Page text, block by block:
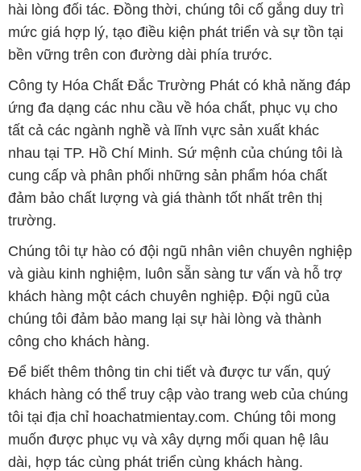
hài lòng đối tác. Đồng thời, chúng tôi cố gắng duy trì
mức giá hợp lý, tạo điều kiện phát triển và sự tồn tại
bền vững trên con đường dài phía trước.
Công ty Hóa Chất Đắc Trường Phát có khả năng đáp
ứng đa dạng các nhu cầu về hóa chất, phục vụ cho
tất cả các ngành nghề và lĩnh vực sản xuất khác
nhau tại TP. Hồ Chí Minh. Sứ mệnh của chúng tôi là
cung cấp và phân phối những sản phẩm hóa chất
đảm bảo chất lượng và giá thành tốt nhất trên thị
trường.
Chúng tôi tự hào có đội ngũ nhân viên chuyên nghiệp
và giàu kinh nghiệm, luôn sẵn sàng tư vấn và hỗ trợ
khách hàng một cách chuyên nghiệp. Đội ngũ của
chúng tôi đảm bảo mang lại sự hài lòng và thành
công cho khách hàng.
Để biết thêm thông tin chi tiết và được tư vấn, quý
khách hàng có thể truy cập vào trang web của chúng
tôi tại địa chỉ hoachatmientay.com. Chúng tôi mong
muốn được phục vụ và xây dựng mối quan hệ lâu
dài, hợp tác cùng phát triển cùng khách hàng.